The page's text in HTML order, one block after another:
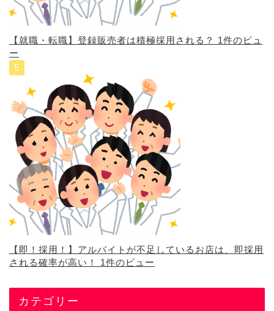
【就職・転職】登録販売者は積極採用される？ 1件のビュ
ー
【即！採用！】アルバイトが不足しているお店は、即採用
される確率が高い！ 1件のビュー
カテゴリー